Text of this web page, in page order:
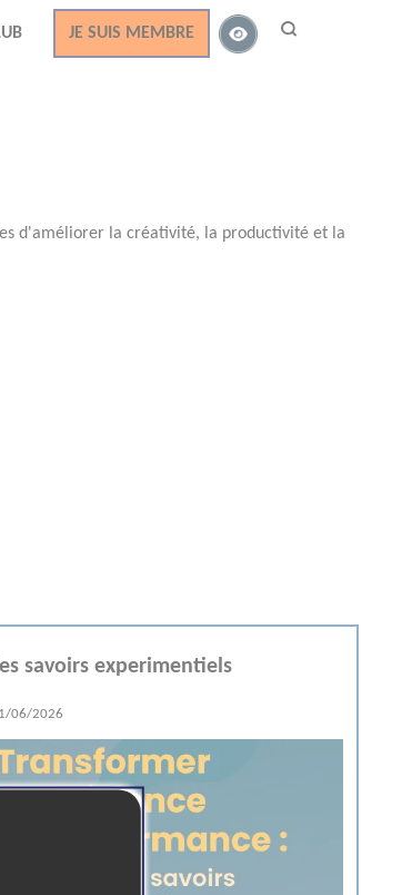
JE SUIS MEMBRE
d'améliorer la créativité, la productivité et la
savoirs experimentiels
06/2026